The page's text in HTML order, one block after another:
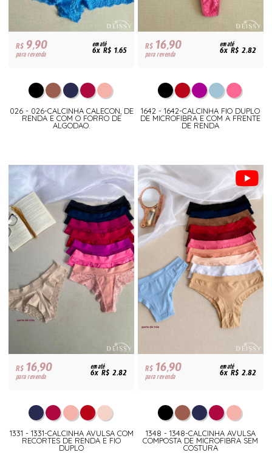
R$9,90
para revenda
em até
6x R$ 1,65
026 - 026-CALCINHA CALECON, DE
RENDA E COM O FORRO DE
ALGODAO.
R$16,90
para revenda
em até
6x R$ 2,82
1642 - 1642-CALCINHA FIO DUPLO
DE MICROFIBRA E COM A FRENTE
DE RENDA
R$16,90
para revenda
em até
6x R$ 2,82
1331 - 1331-CALCINHA AVULSA COM
RECORTES DE RENDA E FIO
DUPLO
R$16,90
para revenda
em até
6x R$ 2,82
1348 - 1348-CALCINHA AVULSA
COMPOSTA DE MICROFIBRA SEM
COSTURA